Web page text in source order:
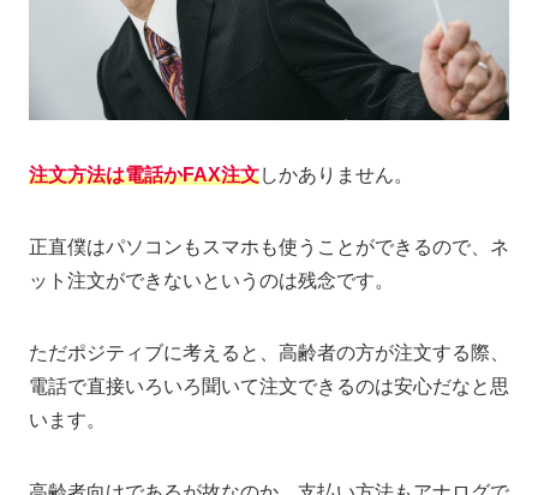
注文方法は電話かFAX注文しかありません。
正直僕はパソコンもスマホも使うことができるので、ネ
ット注文ができないというのは残念です。
ただポジティブに考えると、高齢者の方が注文する際、
電話で直接いろいろ聞いて注文できるのは安心だなと思
います。